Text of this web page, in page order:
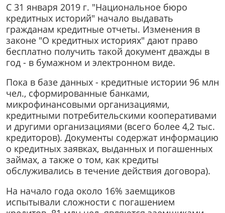
С 31 января 2019 г. "Национальное бюро
кредитных историй" начало выдавать
гражданам кредитные отчеты. Изменения в
законе "О кредитных историях" дают право
бесплатно получить такой документ дважды в
год - в бумажном и электронном виде.
Пока в базе данных - кредитные истории 96 млн
чел., сформированные банками,
микрофинансовыми организациями,
кредитными потребительскими кооперативами
и другими организациями (всего более 4,2 тыс.
кредиторов). Документы содержат информацию
о кредитных заявках, выданных и погашенных
займах, а также о том, как кредиты
обслуживались в течение действия договора).
На начало года около 16% заемщиков
испытывали сложности с погашением